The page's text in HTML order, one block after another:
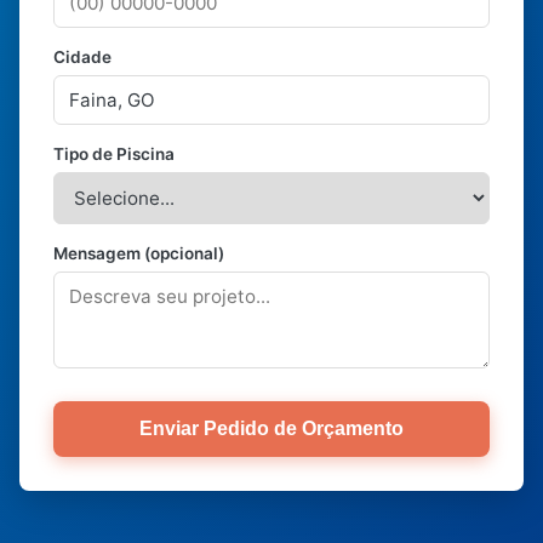
Cidade
Tipo de Piscina
Mensagem (opcional)
Enviar Pedido de Orçamento